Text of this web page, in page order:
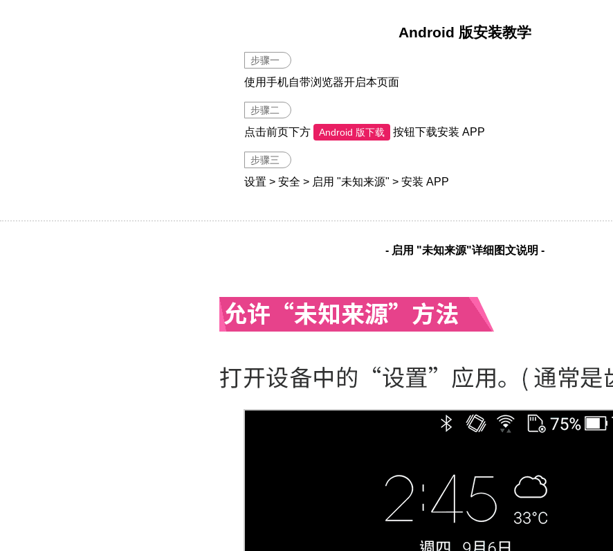
Android 版安装教学
步骤一
使用手机自带浏览器开启本页面
步骤二
点击前页下方 Android 版下载 按钮下载安装 APP
步骤三
设置 > 安全 > 启用 "未知来源" > 安装 APP
- 启用 "未知来源"详细图文说明 -